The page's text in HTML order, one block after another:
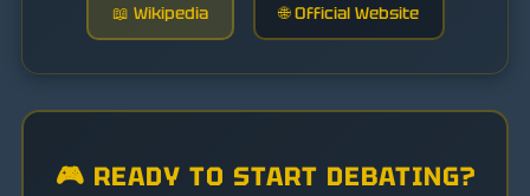
📖 Wikipedia 🌐 Official Website
🎮 READY TO START DEBATING?